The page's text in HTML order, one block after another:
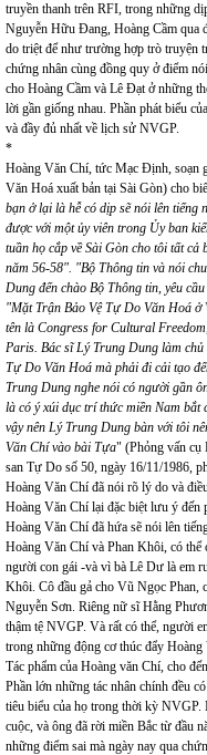
truyền thanh trên RFI, trong những
Nguyễn Hữu Đang, Hoàng Cầm qua
do triệt để như trường hợp trò truyện
chứng nhân cùng đồng quy ở điểm
cho Hoàng Cầm và Lê Đạt ở những
lời gần giống nhau. Phần phát biểu
và đầy đủ nhất về lịch sử NVGP.
*
Hoàng Văn Chí, tức Mạc Định, soạn
Văn Hoá xuất bản tại Sài Gòn) cho
bạn ở lại là hễ có dịp sẽ nói lên
được với một ủy viên trong Ủy ban
tuần họ cắp về Sài Gòn cho tôi tất
năm 56-58". "Bộ Thông tin và nói
Dung đến chào Bộ Thông tin, yêu
"Mặt Trận Bảo Vệ Tự Do Văn Hoá ở
tên là Congress for Cultural
Paris. Bác sĩ Lý Trung Dung làm
Tự Do Văn Hoá mà phải đi cải tạo
Trung Dung nghe nói có người gần
là có ý xúi dục trí thức miền Nam bắt
vậy nên Lý Trung Dung bàn với tôi
Văn Chí vào bài Tựa" (Phỏng vấn cụ
san Tự Do số 50, ngày 16/11/1986,
Hoàng Văn Chí đã nói rõ lý do và
Hoàng Văn Chí lại đặc biệt lưu ý
Hoàng Văn Chí đã hứa sẽ nói lên
Hoàng Văn Chí và Phan Khôi, có thể
người con gái -và vì bà Lê Dư là em
Khôi. Cô đầu gả cho Vũ Ngọc Phan,
Nguyễn Sơn. Riêng nữ sĩ Hằng
thậm tệ NVGP. Và rất có thể, người
trong những động cơ thúc đẩy
Tác phẩm của Hoàng văn Chí, cho
Phần lớn những tác nhân chính đều
tiêu biểu của họ trong thời kỳ
cuộc, và ông đã rời miền Bắc từ đầu
những điểm sai mà ngày nay qua